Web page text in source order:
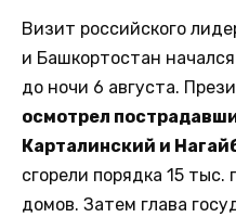
Визит российского
и Башкортостан
до ночи 6 августа.
осмотрел
Карталинский и
сгорели порядка 15 тыс.
домов. Затем глава